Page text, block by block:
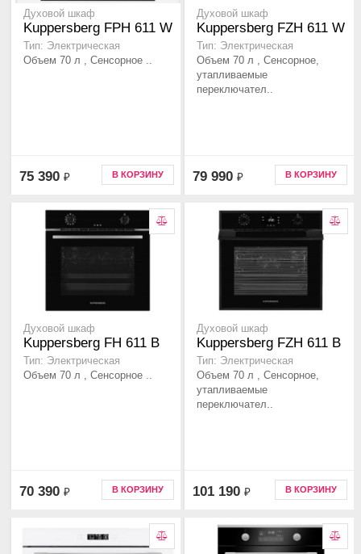
Духовой шкаф
Kuppersberg FPH 611 W
Тип: Электрическая
Объем 70 л , Сенсорное ..
75 390 ₽ В КОРЗИНУ
Духовой шкаф
Kuppersberg FZH 611 W
Тип: Электрическая
Объем 70 л , Сенсорное,
утапливаемые
переключател..
79 990 ₽ В КОРЗИНУ
Духовой шкаф
Kuppersberg FH 611 B
Тип: Электрическая
Объем 70 л , Сенсорное ..
70 390 ₽ В КОРЗИНУ
Духовой шкаф
Kuppersberg FZH 611 B
Тип: Электрическая
Объем 70 л , Сенсорное,
утапливаемые
переключател..
101 190 ₽ В КОРЗИНУ